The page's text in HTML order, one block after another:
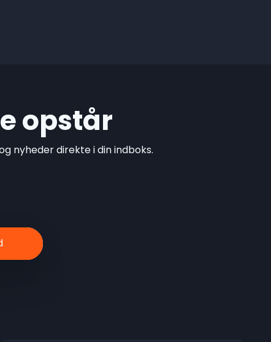
opstår
nyheder direkte i din indboks.